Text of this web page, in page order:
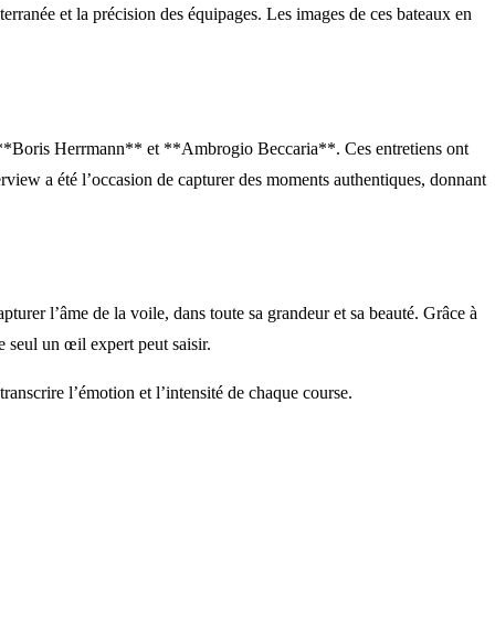
et la précision des équipages. Les images de ces bateaux en
Herrmann** et **Ambrogio Beccaria**. Ces entretiens ont
a été l’occasion de capturer des moments authentiques, donnant
l’âme de la voile, dans toute sa grandeur et sa beauté. Grâce à
seul un œil expert peut saisir.
l’émotion et l’intensité de chaque course.